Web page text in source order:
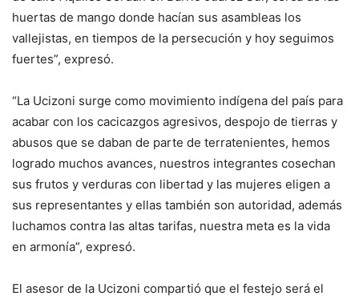
huertas de mango donde hacían sus asambleas los
vallejistas, en tiempos de la persecución y hoy seguimos
fuertes”, expresó.
“La Ucizoni surge como movimiento indígena del país para
acabar con los cacicazgos agresivos, despojo de tierras y
abusos que se daban de parte de terratenientes, hemos
logrado muchos avances, nuestros integrantes cosechan
sus frutos y verduras con libertad y las mujeres eligen a
sus representantes y ellas también son autoridad, además
luchamos contra las altas tarifas, nuestra meta es la vida
en armonía”, expresó.
El asesor de la Ucizoni compartió que el festejo será el